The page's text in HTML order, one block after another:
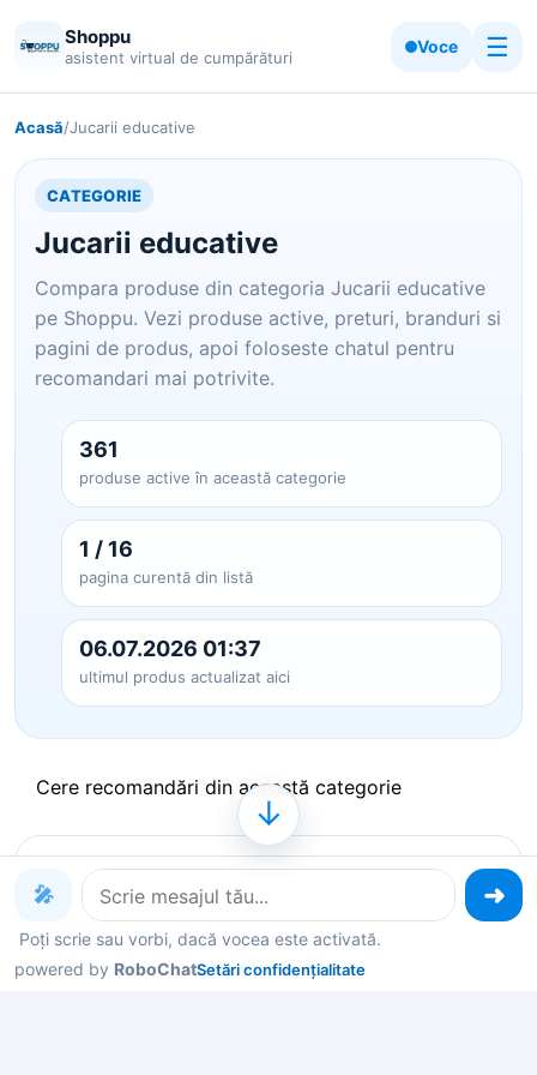
Shoppu
asistent virtual de cumpărături
Voce ☰
Acasă/Jucarii educative
CATEGORIE
Jucarii educative
Compara produse din categoria Jucarii educative
pe Shoppu. Vezi produse active, preturi, branduri si
pagini de produs, apoi foloseste chatul pentru
recomandari mai potrivite.
361
produse active în această categorie
1 / 16
pagina curentă din listă
06.07.2026 01:37
ultimul produs actualizat aici
Cere recomandări din această categorie
Produse pe care le poți explora
acum
Deschide un produs ca să vezi detalii, sau spune-
🎤
Poți scrie sau vorbi, dacă vocea este activată.
powered by RoboChatSetări confidențialitate
↓